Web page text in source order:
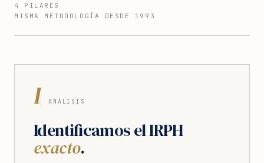
4 PILARES
MISMA METODOLOGÍA DESDE 1993
I ANÁLISIS
Identificamos el IRPH
exacto.